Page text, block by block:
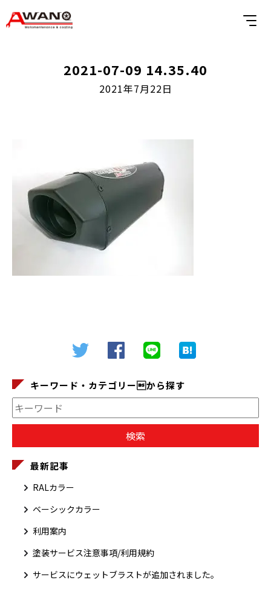
2021-07-09 14.35.40
2021年7月22日
キーワード・カテゴリーから探す
最新記事
RALカラー
ベーシックカラー
利用案内
塗装サービス注意事項/利用規約
サービスにウェットブラストが追加されました。